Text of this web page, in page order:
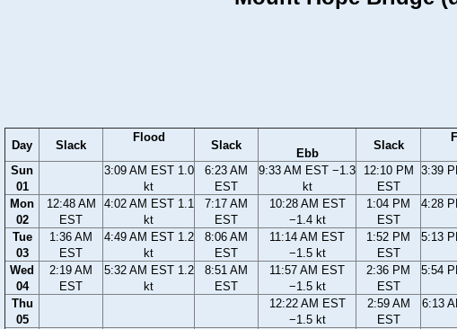
Day Slack
Flood
Slack
Ebb
Slack
Sun
01
3:09 AM EST 1.0
kt
6:23 AM
EST
9:33 AM EST −1.3
kt
12:10 PM
EST
3:39
Mon
02
12:48 AM
EST
4:02 AM EST 1.1
kt
7:17 AM
EST
10:28 AM EST
−1.4 kt
1:04 PM
EST
4:28
Tue
03
1:36 AM
EST
4:49 AM EST 1.2
kt
8:06 AM
EST
11:14 AM EST
−1.5 kt
1:52 PM
EST
5:13
Wed
04
2:19 AM
EST
5:32 AM EST 1.2
kt
8:51 AM
EST
11:57 AM EST
−1.5 kt
2:36 PM
EST
5:54
Thu
05
12:22 AM EST
−1.5 kt
2:59 AM
EST
6:13